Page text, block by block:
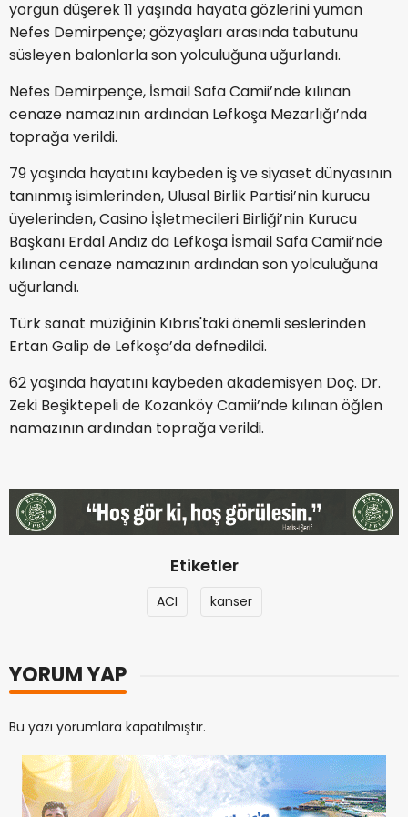
yorgun düşerek 11 yaşında hayata gözlerini yuman
Nefes Demirpençe; gözyaşları arasında tabutunu
süsleyen balonlarla son yolculuğuna uğurlandı.
Nefes Demirpençe, İsmail Safa Camii’nde kılınan
cenaze namazının ardından Lefkoşa Mezarlığı’nda
toprağa verildi.
79 yaşında hayatını kaybeden iş ve siyaset dünyasının
tanınmış isimlerinden, Ulusal Birlik Partisi’nin kurucu
üyelerinden, Casino İşletmecileri Birliği’nin Kurucu
Başkanı Erdal Andız da Lefkoşa İsmail Safa Camii’nde
kılınan cenaze namazının ardından son yolculuğuna
uğurlandı.
Türk sanat müziğinin Kıbrıs'taki önemli seslerinden
Ertan Galip de Lefkoşa’da defnedildi.
62 yaşında hayatını kaybeden akademisyen Doç. Dr.
Zeki Beşiktepeli de Kozanköy Camii’nde kılınan öğlen
namazının ardından toprağa verildi.
Etiketler
ACI kanser
YORUM YAP
Bu yazı yorumlara kapatılmıştır.